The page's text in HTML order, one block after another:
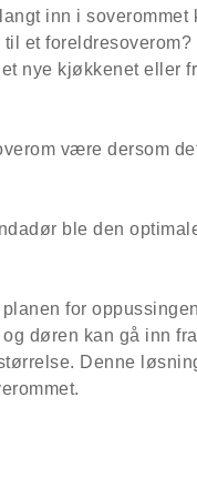
inn i soverommet
et foreldresoverom?
nye kjøkkenet eller
være dersom
ble den
døren kan gå inn
Denne